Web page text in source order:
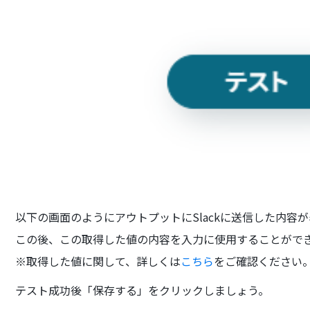
以下の画面のようにアウトプットにSlackに送信した内容
この後、この取得した値の内容を入力に使用することがで
※取得した値に関して、詳しくはこちらをご確認ください
テスト成功後「保存する」をクリックしましょう。